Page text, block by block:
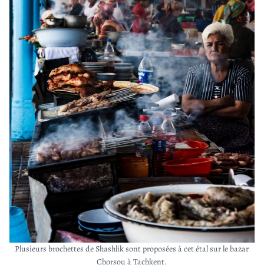
Plusieurs brochettes de Shashlik sont proposées à cet étal sur le bazar
Chorsou à Tachkent.